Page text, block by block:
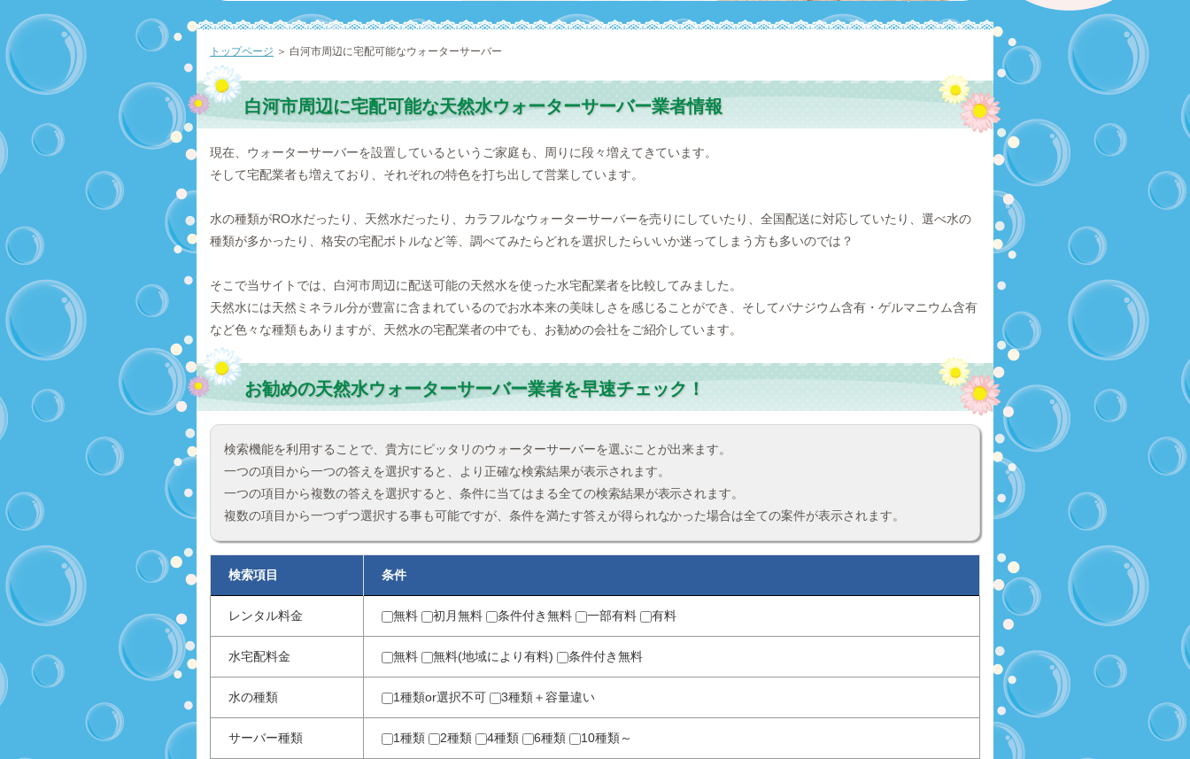
トップページ ＞ 白河市周辺に宅配可能なウォーターサーバー
白河市周辺に宅配可能な天然水ウォーターサーバー業者情報
現在、ウォーターサーバーを設置しているというご家庭も、周りに段々増えてきています。
そして宅配業者も増えており、それぞれの特色を打ち出して営業しています。
水の種類がRO水だったり、天然水だったり、カラフルなウォーターサーバーを売りにしていたり、全国配送に対応していたり、選べ水の
種類が多かったり、格安の宅配ボトルなど等、調べてみたらどれを選択したらいいか迷ってしまう方も多いのでは？
そこで当サイトでは、白河市周辺に配送可能の天然水を使った水宅配業者を比較してみました。
天然水には天然ミネラル分が豊富に含まれているのでお水本来の美味しさを感じることができ、そしてバナジウム含有・ゲルマニウム含有
など色々な種類もありますが、天然水の宅配業者の中でも、お勧めの会社をご紹介しています。
お勧めの天然水ウォーターサーバー業者を早速チェック！
検索機能を利用することで、貴方にピッタリのウォーターサーバーを選ぶことが出来ます。
一つの項目から一つの答えを選択すると、より正確な検索結果が表示されます。
一つの項目から複数の答えを選択すると、条件に当てはまる全ての検索結果が表示されます。
複数の項目から一つずつ選択する事も可能ですが、条件を満たす答えが得られなかった場合は全ての案件が表示されます。
検索項目 条件
レンタル料金 無料 初月無料 条件付き無料 一部有料 有料
水宅配料金 無料 無料(地域により有料) 条件付き無料
水の種類 1種類or選択不可 3種類＋容量違い
サーバー種類 1種類 2種類 4種類 6種類 10種類～